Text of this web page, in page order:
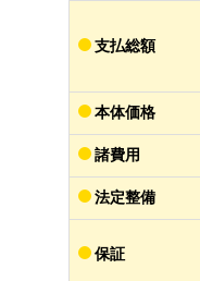
支払総額
本体価格
諸費用
法定整備
保証